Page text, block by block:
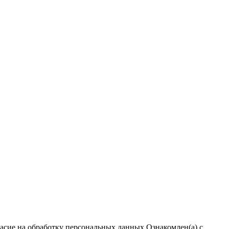
на обработку персональных данных Ознакомлен(а) с